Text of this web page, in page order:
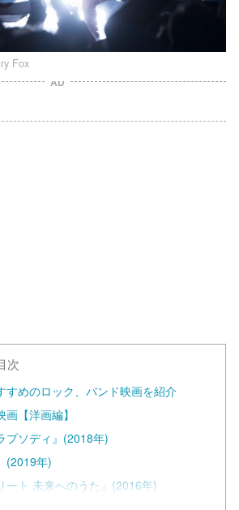
Fox
AD
次
すめのロック、バンド映画を紹介
【洋画編】
プソディ』(2018年)
(2019年)
ート 未来へのうた』(2016年)